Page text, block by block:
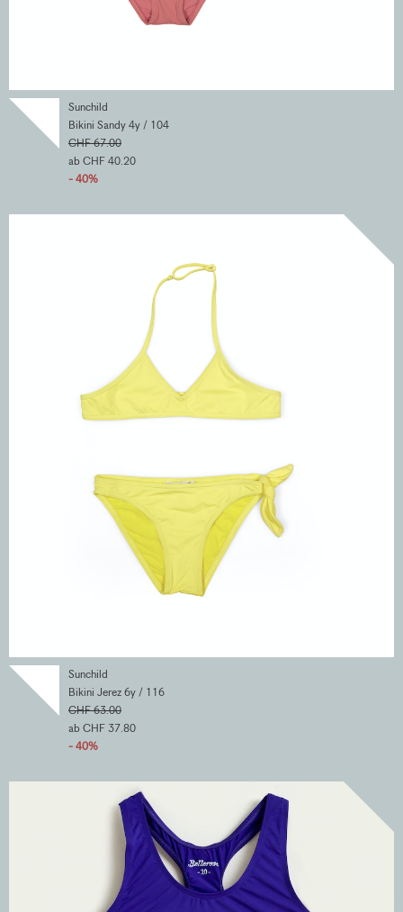
Sunchild
Bikini Sandy 4y / 104
CHF 67.00
ab CHF 40.20
- 40%
Sunchild
Bikini Jerez 6y / 116
CHF 63.00
ab CHF 37.80
- 40%